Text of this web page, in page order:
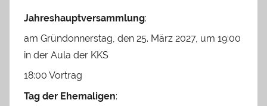
Jahreshauptversammlung:
am Gründonnerstag, den 25. März 2027, um 19:00
in der Aula der KKS
18:00 Vortrag
Tag der Ehemaligen: